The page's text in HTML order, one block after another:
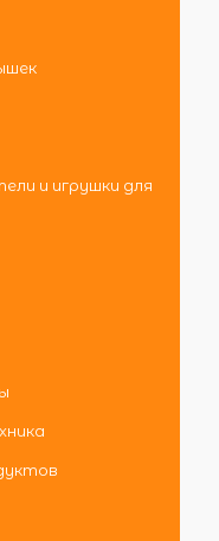
и игрушки для